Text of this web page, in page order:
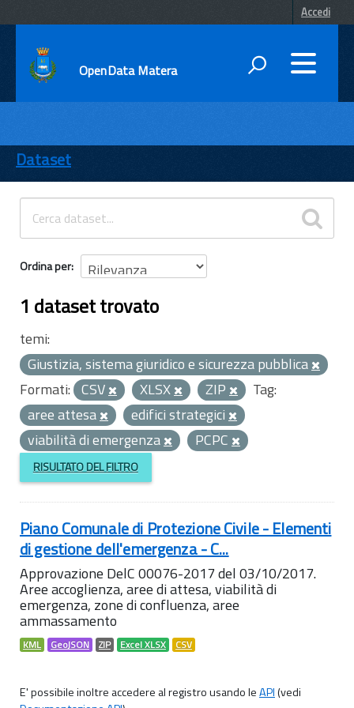
Accedi
OpenData Matera
ENTI
TEMI
INFORMAZIONI
Dataset
Ordina per
1 dataset trovato
temi:
Giustizia, sistema giuridico e sicurezza pubblica
Formati: CSV XLSX ZIP
Tag:
aree attesa
edifici strategici
viabilità di emergenza
PCPC
RISULTATO DEL FILTRO
Piano Comunale di Protezione Civile - Elementi
di gestione dell'emergenza - C...
Approvazione DelC 00076-2017 del 03/10/2017.
Aree accoglienza, aree di attesa, viabilità di
emergenza, zone di confluenza, aree
ammassamento
KML GeoJSON ZIP Excel XLSX CSV
E' possibile inoltre accedere al registro usando leAPI(vedi